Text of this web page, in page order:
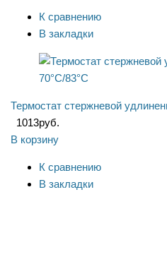
К сравнению
В закладки
Термостат стержневой
1013руб.
В корзину
К сравнению
В закладки